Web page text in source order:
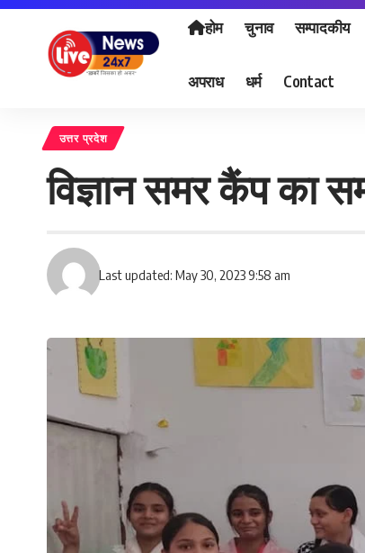
होम चुनाव सम्पादकीय
अपराध धर्म Contact
उत्तर प्रदेश
विज्ञान समर कैंप का
Last updated: May 30, 2023 9:58 am